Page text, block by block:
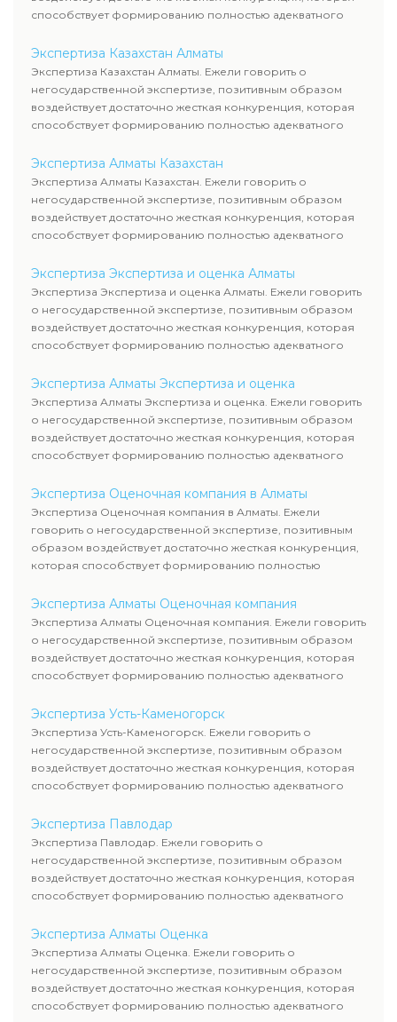
способствует формированию полностью адекватного
Экспертиза Казахстан Алматы
Экспертиза Казахстан Алматы. Ежели говорить о
негосударственной экспертизе, позитивным образом
воздействует достаточно жесткая конкуренция, которая
способствует формированию полностью адекватного
Экспертиза Алматы Казахстан
Экспертиза Алматы Казахстан. Ежели говорить о
негосударственной экспертизе, позитивным образом
воздействует достаточно жесткая конкуренция, которая
способствует формированию полностью адекватного
Экспертиза Экспертиза и оценка Алматы
Экспертиза Экспертиза и оценка Алматы. Ежели говорить
о негосударственной экспертизе, позитивным образом
воздействует достаточно жесткая конкуренция, которая
способствует формированию полностью адекватного
Экспертиза Алматы Экспертиза и оценка
Экспертиза Алматы Экспертиза и оценка. Ежели говорить
о негосударственной экспертизе, позитивным образом
воздействует достаточно жесткая конкуренция, которая
способствует формированию полностью адекватного
Экспертиза Оценочная компания в Алматы
Экспертиза Оценочная компания в Алматы. Ежели
говорить о негосударственной экспертизе, позитивным
образом воздействует достаточно жесткая конкуренция,
которая способствует формированию полностью
Экспертиза Алматы Оценочная компания
Экспертиза Алматы Оценочная компания. Ежели говорить
о негосударственной экспертизе, позитивным образом
воздействует достаточно жесткая конкуренция, которая
способствует формированию полностью адекватного
Экспертиза Усть-Каменогорск
Экспертиза Усть-Каменогорск. Ежели говорить о
негосударственной экспертизе, позитивным образом
воздействует достаточно жесткая конкуренция, которая
способствует формированию полностью адекватного
Экспертиза Павлодар
Экспертиза Павлодар. Ежели говорить о
негосударственной экспертизе, позитивным образом
воздействует достаточно жесткая конкуренция, которая
способствует формированию полностью адекватного
Экспертиза Алматы Оценка
Экспертиза Алматы Оценка. Ежели говорить о
негосударственной экспертизе, позитивным образом
воздействует достаточно жесткая конкуренция, которая
способствует формированию полностью адекватного